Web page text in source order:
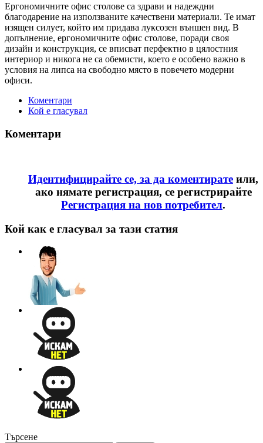
Ергономичните офис столове са здрави и надеждни
благодарение на използваните качествени материали. Те имат
изящен силует, който им придава луксозен външен вид. В
допълнение, ергономичните офис столове, поради своя
дизайн и конструкция, се вписват перфектно в цялостния
интериор и никога не са обемисти, което е особено важно в
условия на липса на свободно място в повечето модерни
офиси.
Коментари
Кой е гласувал
Коментари
Идентифицирайте се, за да коментирате или,
ако нямате регистрация, се регистрирайте
Регистрация на нов потребител.
Кой как е гласувал за тази статия
Търсене